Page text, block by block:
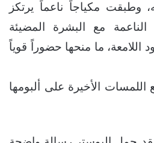
وطبقت مكياجاً ناعماً يرتكز
الناعمة مع البشرة المضيئة
اللامعة، ما منحها حضوراً قوياً
الأخيرة على ألبومها